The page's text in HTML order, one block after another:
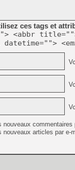
ces tags et
<abbr
datetime="">
nouveaux commentaires
nouveaux articles par e-